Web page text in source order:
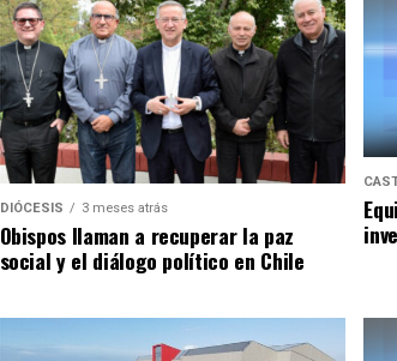
DIÓCESIS 3 meses atrás
Obispos llaman a recuperar la paz
social y el diálogo político en Chile